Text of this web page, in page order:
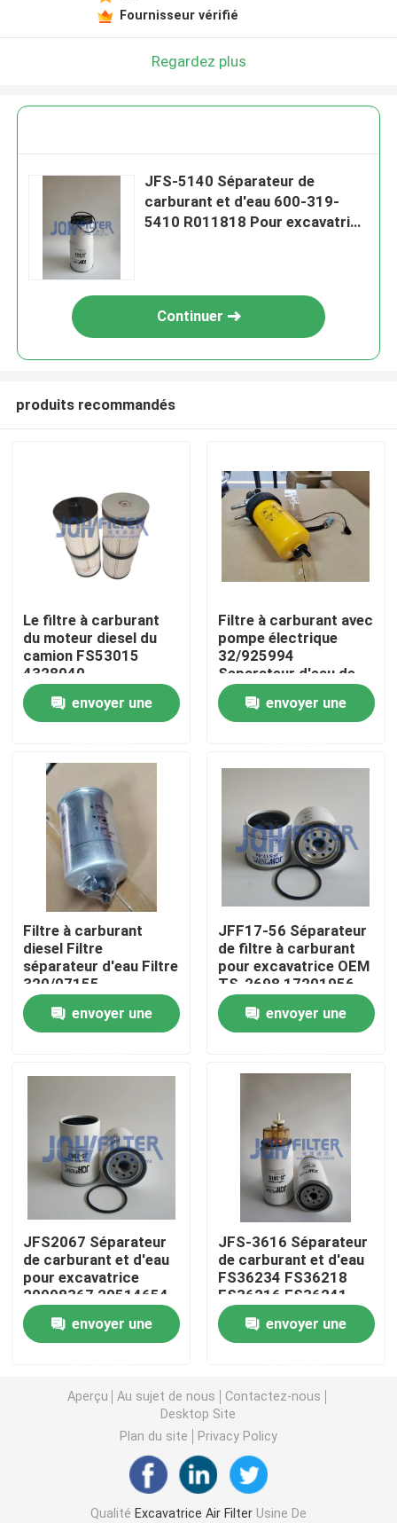
À la maison
Produits
vidéo
À propos de nous
Visite de l'usine
Contrôle de la qualité
Nous contacter
Nouvelles
Excavatrice Air Filter
Filtre à carburant pour excavatrice
Filtres à huile moteur
Séparateur d'eau de carburant
Filtre à air de cabine
Excavatrice Filters de Hitachi
Fournisseur vérifié
Regardez plus
JFS-5140 Séparateur de
carburant et d'eau 600-319-
5410 R011818 Pour excavatrice
Continuer
produits recommandés
Le filtre à carburant
du moteur diesel du
camion FS53015
4328040
envoyer une
Filtre à carburant avec
pompe électrique
32/925994
Separateur d'eau de
carburant pour
moteur diesel pour
JCB 32925994
envoyer une
Filtre à carburant
diesel Filtre
séparateur d'eau Filtre
320/07155
32/925869
32/925994
32/925915
envoyer une
JFF17-56 Séparateur
de filtre à carburant
pour excavatrice OEM
TS-2698 17201956
Remplisseur de
carburant EC120D
EC140D
envoyer une
JFS2067 Séparateur
de carburant et d'eau
pour excavatrice
20998367 20514654
P551843 20480593
H700WK FS19735
Pour VOLVO
envoyer une
JFS-3616 Séparateur
de carburant et d'eau
FS36234 FS36218
FS36216 FS36241
612630080205
FS36220 4297154
envoyer une
Aperçu Au sujet de nous
Contactez-nous
Desktop Site
Plan du site
Privacy Policy
Qualité Excavatrice Air FilterUsine De